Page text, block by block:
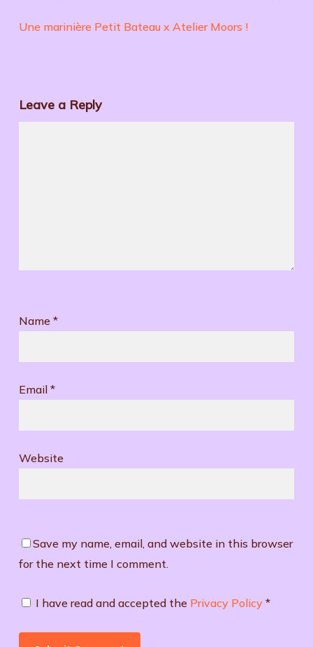
Une marinière Petit Bateau x Atelier Moors !
Leave a Reply
Name *
Email *
Website
Save my name, email, and website in this browser
for the next time I comment.
I have read and accepted the Privacy Policy *